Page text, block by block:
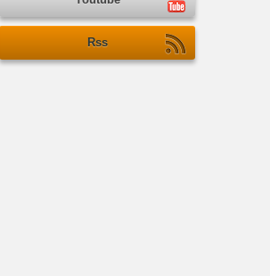
Rss